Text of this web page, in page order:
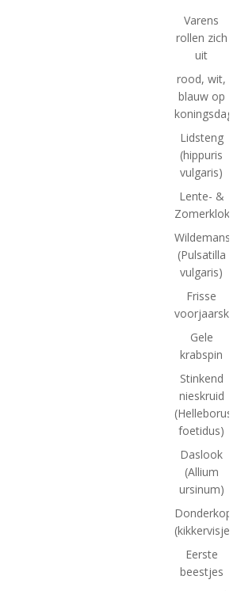
Varens
rollen zich
uit
rood, wit,
blauw op
koningsdag
Lidsteng
(hippuris
vulgaris)
Lente- &
(Pulsatilla
vulgaris)
Frisse
Gele
krabspin
Stinkend
nieskruid
(Helleborus
foetidus)
Daslook
(Allium
ursinum)
Eerste
beestjes